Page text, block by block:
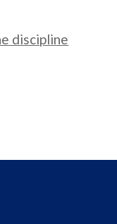
discipline